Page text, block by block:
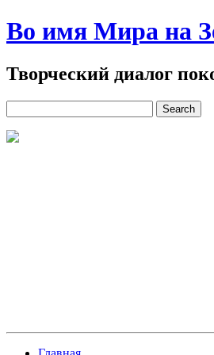
Во имя Мира на
Творческий диалог